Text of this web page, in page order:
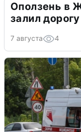
Оползень в
залил
7 августа 4